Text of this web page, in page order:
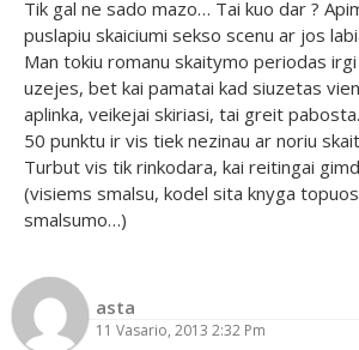
Tik gal ne sado mazo… Tai kuo dar ?
puslapiu skaiciumi sekso scenu ar jos
Man tokiu romanu skaitymo periodas
uzejes, bet kai pamatai kad siuzetas
aplinka, veikejai skiriasi, tai greit
50 punktu ir vis tiek nezinau ar noriu
Turbut vis tik rinkodara, kai reitingai
(visiems smalsu, kodel sita knyga
smalsumo…)
asta
11 Vasario, 2013 2:32 Pm